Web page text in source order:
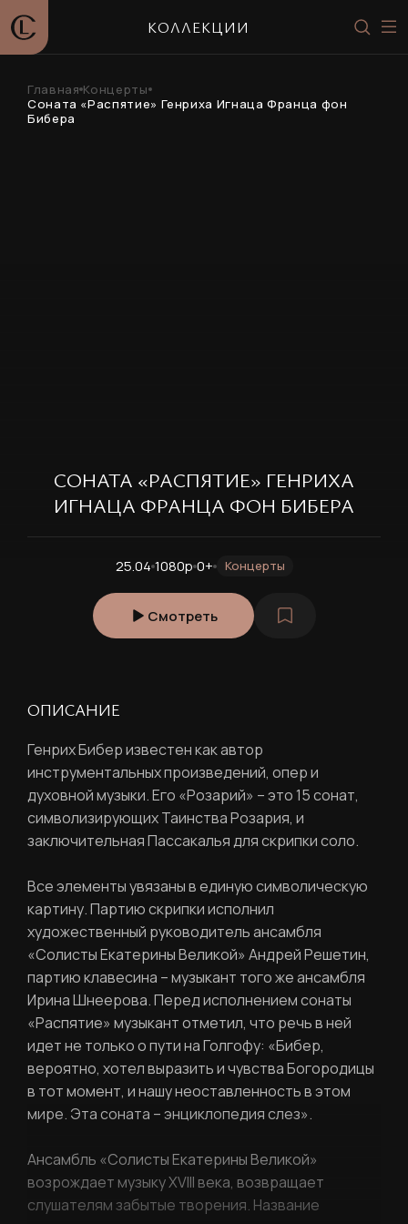
КОЛЛЕКЦИИ
Главная Концерты
Соната «Распятие» Генриха Игнаца Франца фон
Бибера
СОНАТА «РАСПЯТИЕ» ГЕНРИХА
ИГНАЦА ФРАНЦА ФОН БИБЕРА
25.04 1080p 0+ Концерты
Смотреть
ОПИСАНИЕ
Генрих Бибер известен как автор
инструментальных произведений, опер и
духовной музыки. Его «Розарий» – это 15 сонат,
символизирующих Таинства Розария, и
заключительная Пассакалья для скрипки соло.
Все элементы увязаны в единую символическую
картину. Партию скрипки исполнил
художественный руководитель ансамбля
«Солисты Екатерины Великой» Андрей Решетин,
партию клавесина – музыкант того же ансамбля
Ирина Шнеерова. Перед исполнением сонаты
«Распятие» музыкант отметил, что речь в ней
идет не только о пути на Голгофу: «Бибер,
вероятно, хотел выразить и чувства Богородицы
в тот момент, и нашу неоставленность в этом
мире. Эта соната – энциклопедия слез».
Ансамбль «Солисты Екатерины Великой»
возрождает музыку XVIII века, возвращает
слушателям забытые творения. Название
ЛИЧНЫЙ КАБИНЕТ
РЕГИСТРАЦИЯ
Ваше имя
Фамилия